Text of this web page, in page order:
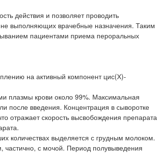
действия и позволяет проводить
выполняющих врачебные назначения. Таким
пациентами приема пероральных
на активный компонент цис(Х)-
плазмы крови около 99%. Максимальная
после введения. Концентрация в сыворотке
отражает скорость высвобождения препарата
количествах выделяется с грудным молоком.
частично, с мочой. Период полувыведения